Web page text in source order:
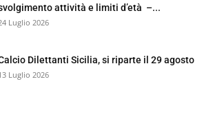
attività e limiti d’età –...
Luglio 2026
Dilettanti Sicilia, si riparte il 29 agosto
Luglio 2026